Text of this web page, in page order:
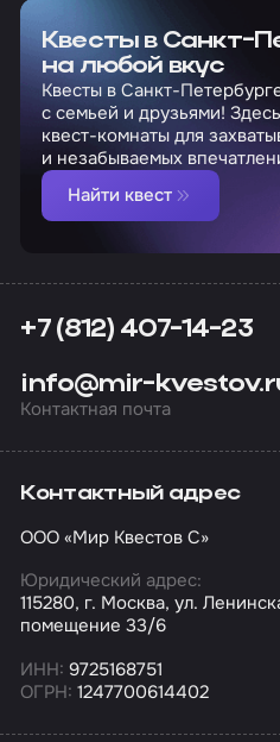
Квесты в Санкт-
на любой вкус
Квесты в Санкт-
с семьей и друзьями!
квест-комнаты для
и незабываемых
Найти квест
+7 (812) 407-14-23
info@mir-
Контактная почта
Контактный адрес
ООО «Мир Квестов С»
Юридический адрес:
115280, г. Москва, ул.
помещение 33/6
ИНН: 9725168751
ОГРН: 1247700614402